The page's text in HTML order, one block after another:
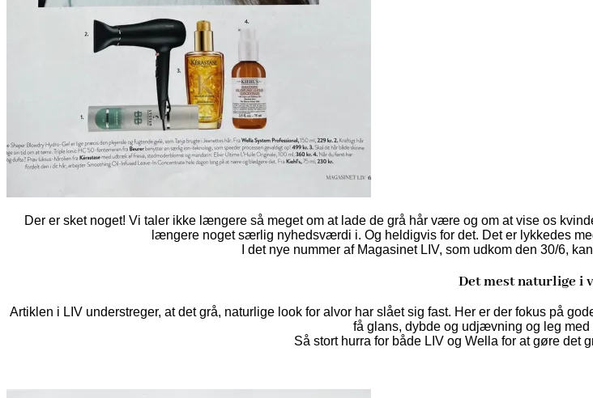
Der er sket noget! Vi taler ikke længere så meget om at lade de grå hår være og om at vise os
længere noget særlig nyhedsværdi i. Og heldigvis for det. Det er lykkedes
I det nye nummer af Magasinet LIV, som udkom den 30/6,
Det mest naturlige i
Artiklen i LIV understreger, at det grå, naturlige look for alvor har slået sig fast. Her er der fokus på
få glans, dybde og udjævning og leg med
Så stort hurra for både LIV og Wella for at gøre det